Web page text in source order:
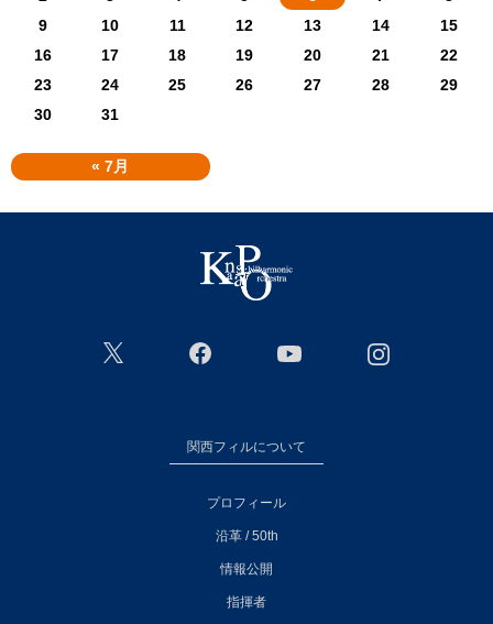
« 7月
9
10 11 12 13 14
15
16
17 18 19 20 21
22
23
24 25 26 27 28
29
30
31
関西フィルについて
プロフィール
沿革 / 50th
情報公開
指揮者